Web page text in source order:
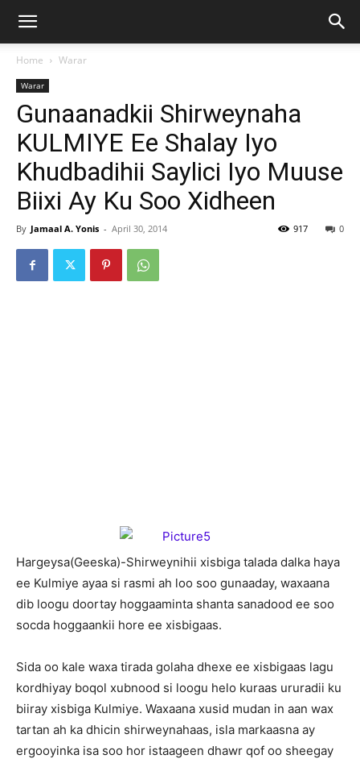
Home Warar
Warar
Gunaanadkii Shirweynaha
KULMIYE Ee Shalay Iyo
Khudbadihii Saylici Iyo Muuse
Biixi Ay Ku Soo Xidheen
By Jamaal A. Yonis - April 30, 2014 0
917
Hargeysa(Geeska)-Shirweynihii xisbiga talada dalka haya
ee Kulmiye ayaa si rasmi ah loo soo gunaaday, waxaana
dib loogu doortay hoggaaminta shanta sanadood ee soo
socda hoggaankii hore ee xisbigaas.
Sida oo kale waxa tirada golaha dhexe ee xisbigaas lagu
kordhiyay boqol xubnood si loogu helo kuraas ururadii ku
biiray xisbiga Kulmiye. Waxaana xusid mudan in aan wax
tartan ah ka dhicin shirweynahaas, isla markaasna ay
ergooyinka isa soo hor istaageen dhawr qof oo sheegay